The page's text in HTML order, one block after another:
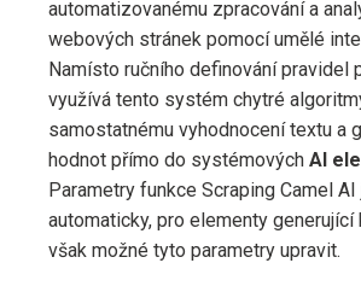
automatizovanému zpracování a
webových stránek pomocí umělé
Namísto ručního definování pravidel
využívá tento systém chytré
samostatnému vyhodnocení textu a
hodnot přímo do systémových AI
Parametry funkce Scraping Camel
automaticky, pro elementy
však možné tyto parametry upravit.